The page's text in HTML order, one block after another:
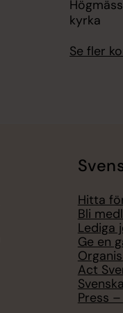
kyrka
Se fler
Hitta
Bli
Lediga
Ge en
Act
Press